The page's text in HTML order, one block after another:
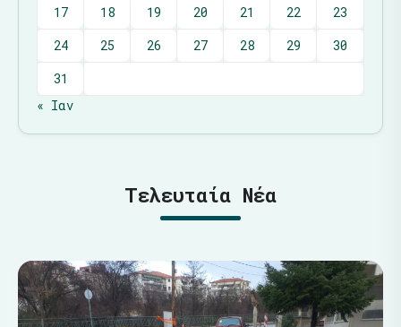
17
18 19 20 21 22
23
24
25 26 27 28 29
30
31
« Ιαν
Τελευταία Νέα